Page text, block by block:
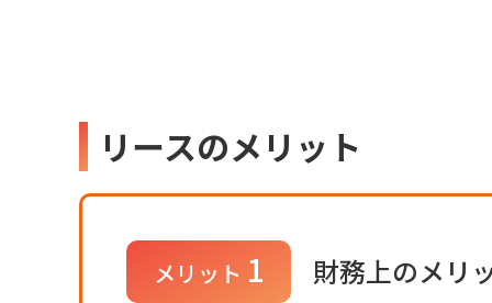
リースのメリット
メリット 1 財務上のメリ